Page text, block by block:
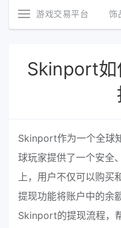
游戏交易平台 饰
Skinport如
Skinport作为一个全球
球玩家提供了一个安全
上，用户不仅可以购买
提现功能将账户中的余
Skinport的提现流程，